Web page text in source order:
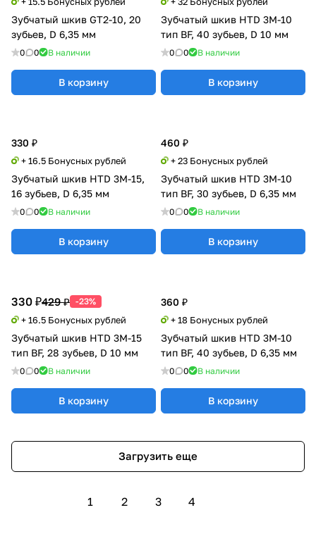
Зубчатый шкив GT2-10, 20
зубьев, D 6,35 мм
0 0 В наличии
В корзину
Зубчатый шкив HTD 3M-10
тип BF, 40 зубьев, D 10 мм
0 0 В наличии
В корзину
330 ₽
+ 16.5 Бонусных рублей
Зубчатый шкив HTD 3M-15,
16 зубьев, D 6,35 мм
0 0 В наличии
В корзину
460 ₽
+ 23 Бонусных рублей
Зубчатый шкив HTD 3M-10
тип BF, 30 зубьев, D 6,35 мм
0 0 В наличии
В корзину
330 ₽429 ₽ -23%
+ 16.5 Бонусных рублей
Зубчатый шкив HTD 3M-15
тип BF, 28 зубьев, D 10 мм
0 0 В наличии
В корзину
360 ₽
+ 18 Бонусных рублей
Зубчатый шкив HTD 3M-10
тип BF, 40 зубьев, D 6,35 мм
0 0 В наличии
В корзину
Загрузить еще
1 2 3 4